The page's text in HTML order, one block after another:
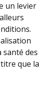
un levier
des
que la